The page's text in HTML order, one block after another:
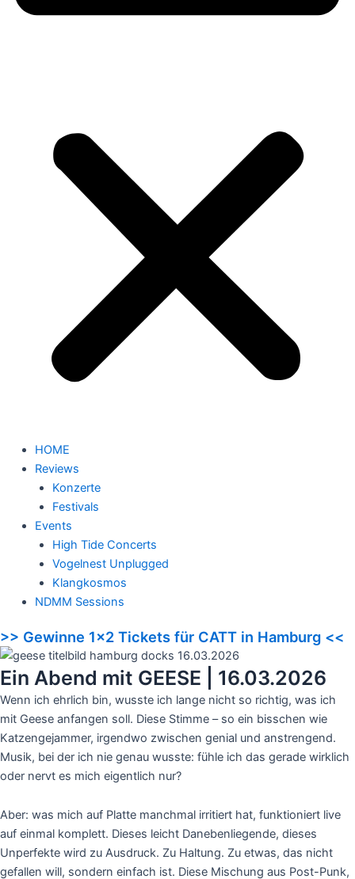
HOME
Reviews
Konzerte
Festivals
Events
High Tide Concerts
Vogelnest Unplugged
Klangkosmos
NDMM Sessions
>> Gewinne 1x2 Tickets für CATT in Hamburg <<
Ein Abend mit GEESE | 16.03.2026
Wenn ich ehrlich bin, wusste ich lange nicht so richtig, was ich
mit Geese anfangen soll. Diese Stimme – so ein bisschen wie
Katzengejammer, irgendwo zwischen genial und anstrengend.
Musik, bei der ich nie genau wusste: fühle ich das gerade wirklich
oder nervt es mich eigentlich nur?
Aber: was mich auf Platte manchmal irritiert hat, funktioniert live
auf einmal komplett. Dieses leicht Danebenliegende, dieses
Unperfekte wird zu Ausdruck. Zu Haltung. Zu etwas, das nicht
gefallen will, sondern einfach ist. Diese Mischung aus Post-Punk,